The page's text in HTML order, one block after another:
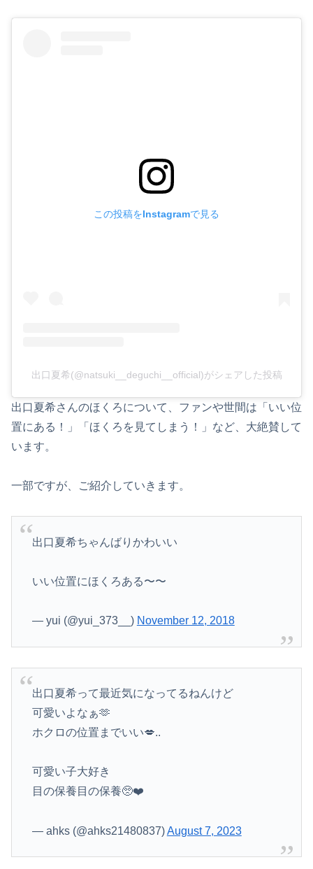
この投稿をInstagramで見る
出口夏希(@natsuki__deguchi__official)がシェアした投稿
出口夏希さんのほくろについて、ファンや世間は「いい位
置にある！」「ほくろを見てしまう！」など、大絶賛して
います。
一部ですが、ご紹介していきます。
出口夏希ちゃんばりかわいい
いい位置にほくろある〜〜
— yui (@yui_373__) November 12, 2018
出口夏希って最近気になってるねんけど
可愛いよなぁ🫶
ホクロの位置までいい💋..
可愛い子大好き
目の保養目の保養🥺❤️
— ahks (@ahks21480837)August 7, 2023